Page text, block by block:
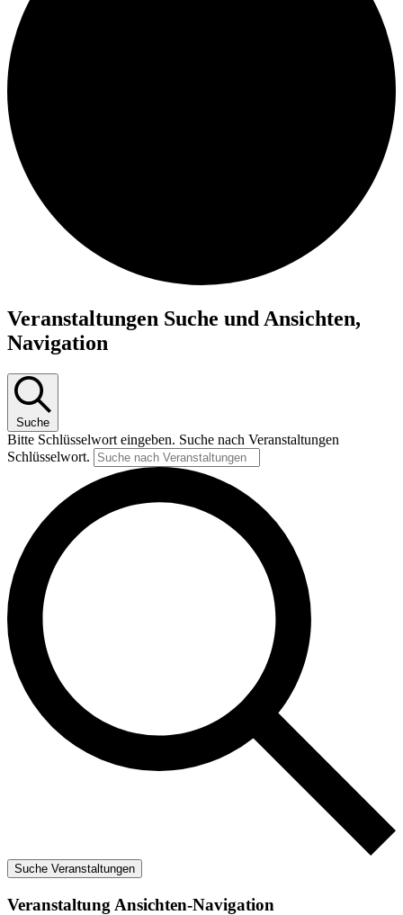
Veranstaltungen Suche und Ansichten,
Navigation
Suche
Bitte Schlüsselwort eingeben. Suche nach Veranstaltungen
Schlüsselwort.
Suche Veranstaltungen
Veranstaltung Ansichten-Navigation